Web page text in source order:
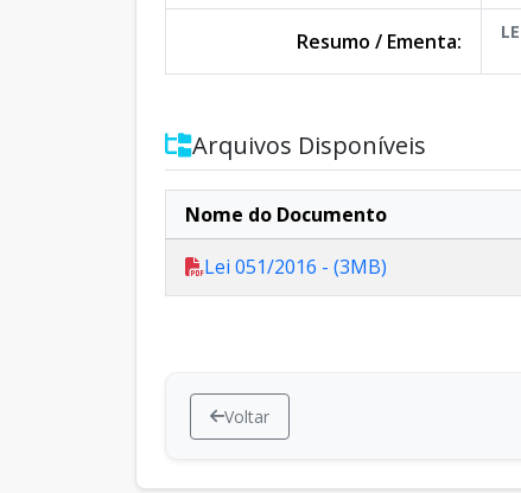
Resumo / Ementa:
Arquivos Disponíveis
Nome do Documento
Lei 051/2016 - (3MB)
Voltar